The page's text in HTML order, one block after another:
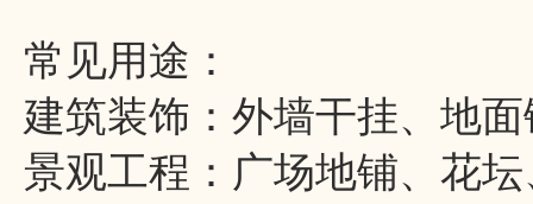
常见用途：
建筑装饰：外墙干挂、地
景观工程：广场地铺、花